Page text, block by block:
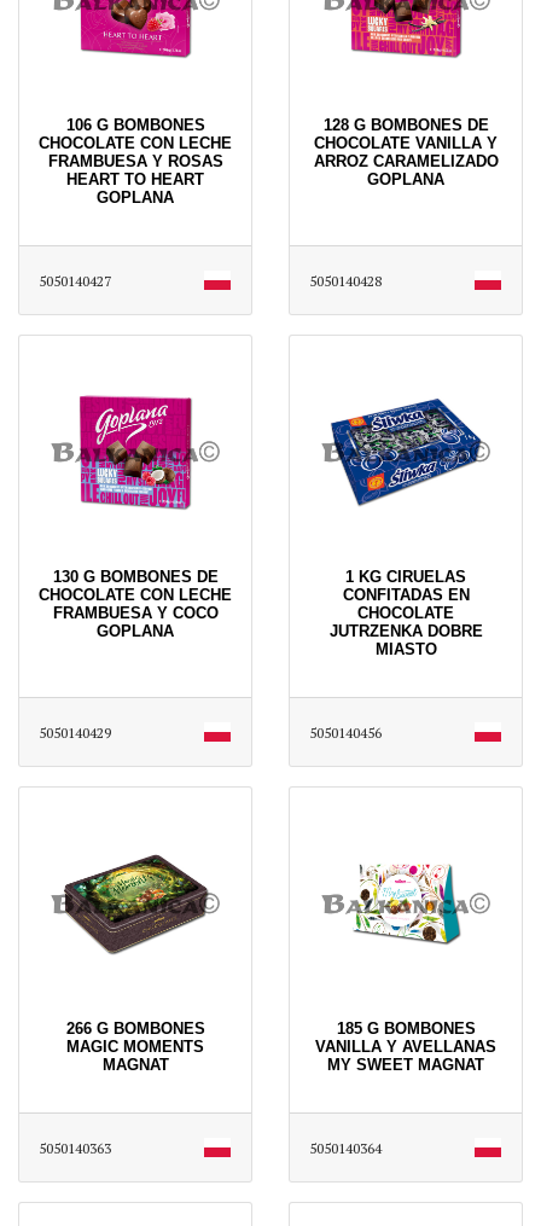
106 G BOMBONES
CHOCOLATE CON LECHE
FRAMBUESA Y ROSAS
HEART TO HEART
GOPLANA
5050140427
128 G BOMBONES DE
CHOCOLATE VANILLA Y
ARROZ CARAMELIZADO
GOPLANA
5050140428
130 G BOMBONES DE
CHOCOLATE CON LECHE
FRAMBUESA Y COCO
GOPLANA
5050140429
1 KG CIRUELAS
CONFITADAS EN
CHOCOLATE
JUTRZENKA DOBRE
MIASTO
5050140456
266 G BOMBONES
MAGIC MOMENTS
MAGNAT
5050140363
185 G BOMBONES
VANILLA Y AVELLANAS
MY SWEET MAGNAT
5050140364